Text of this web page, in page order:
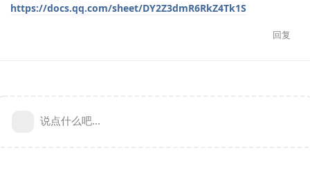
https://docs.qq.com/sheet/DY2Z3dmR6RkZ4Tk1S
回复
说点什么吧...